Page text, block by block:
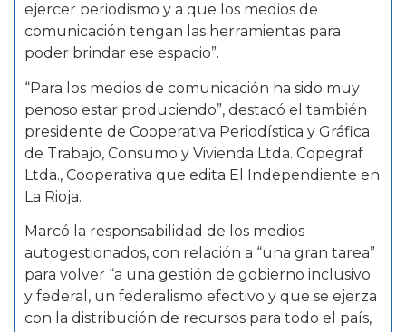
ejercer periodismo y a que los medios de
comunicación tengan las herramientas para
poder brindar ese espacio”.
“Para los medios de comunicación ha sido muy
penoso estar produciendo”, destacó el también
presidente de Cooperativa Periodística y Gráfica
de Trabajo, Consumo y Vivienda Ltda. Copegraf
Ltda., Cooperativa que edita El Independiente en
La Rioja.
Marcó la responsabilidad de los medios
autogestionados, con relación a “una gran tarea”
para volver “a una gestión de gobierno inclusivo
y federal, un federalismo efectivo y que se ejerza
con la distribución de recursos para todo el país,